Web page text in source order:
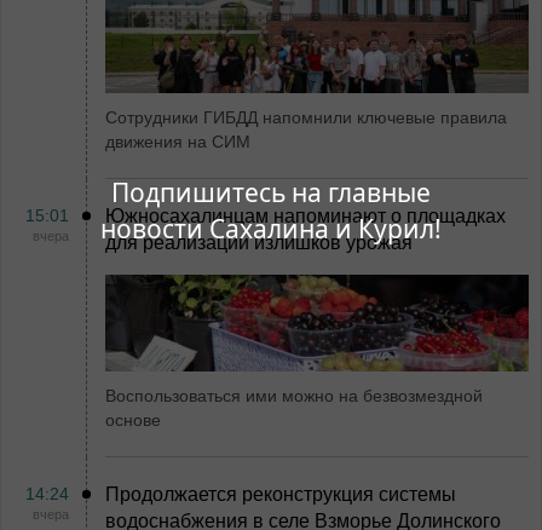
Подпишитесь на главные
новости Сахалина и Курил!
Сотрудники ГИБДД напомнили ключевые правила
движения на СИМ
15:01
вчера
Южносахалинцам напоминают о площадках
для реализации излишков урожая
Воспользоваться ими можно на безвозмездной
основе
14:24
вчера
Продолжается реконструкция системы
водоснабжения в селе Взморье Долинского